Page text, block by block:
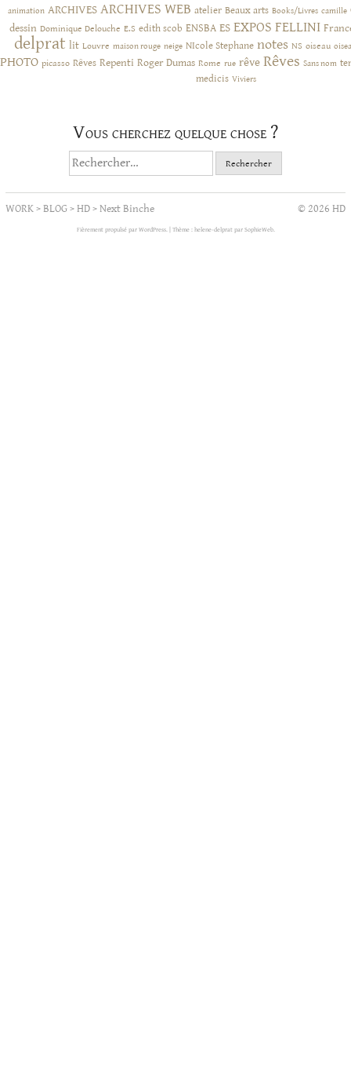
animation ARCHIVES ARCHIVES WEB atelier Beaux arts Books/Livres camille
dessin Dominique Delouche E.S edith scob ENSBA ES EXPOS FELLINI
delprat lit Louvre maison rouge neige NIcole Stephane notes NS oiseau
PHOTO picasso Rêves Repenti Roger Dumas Rome rue rêve Rêves Sans nom
medicis Viviers
Vous cherchez quelque chose ?
Rechercher :
WORK>BLOG>HD>Next Binche © 2026 HD
Fièrement propulsé par WordPress. Thème : helene-delprat par SophieWeb.